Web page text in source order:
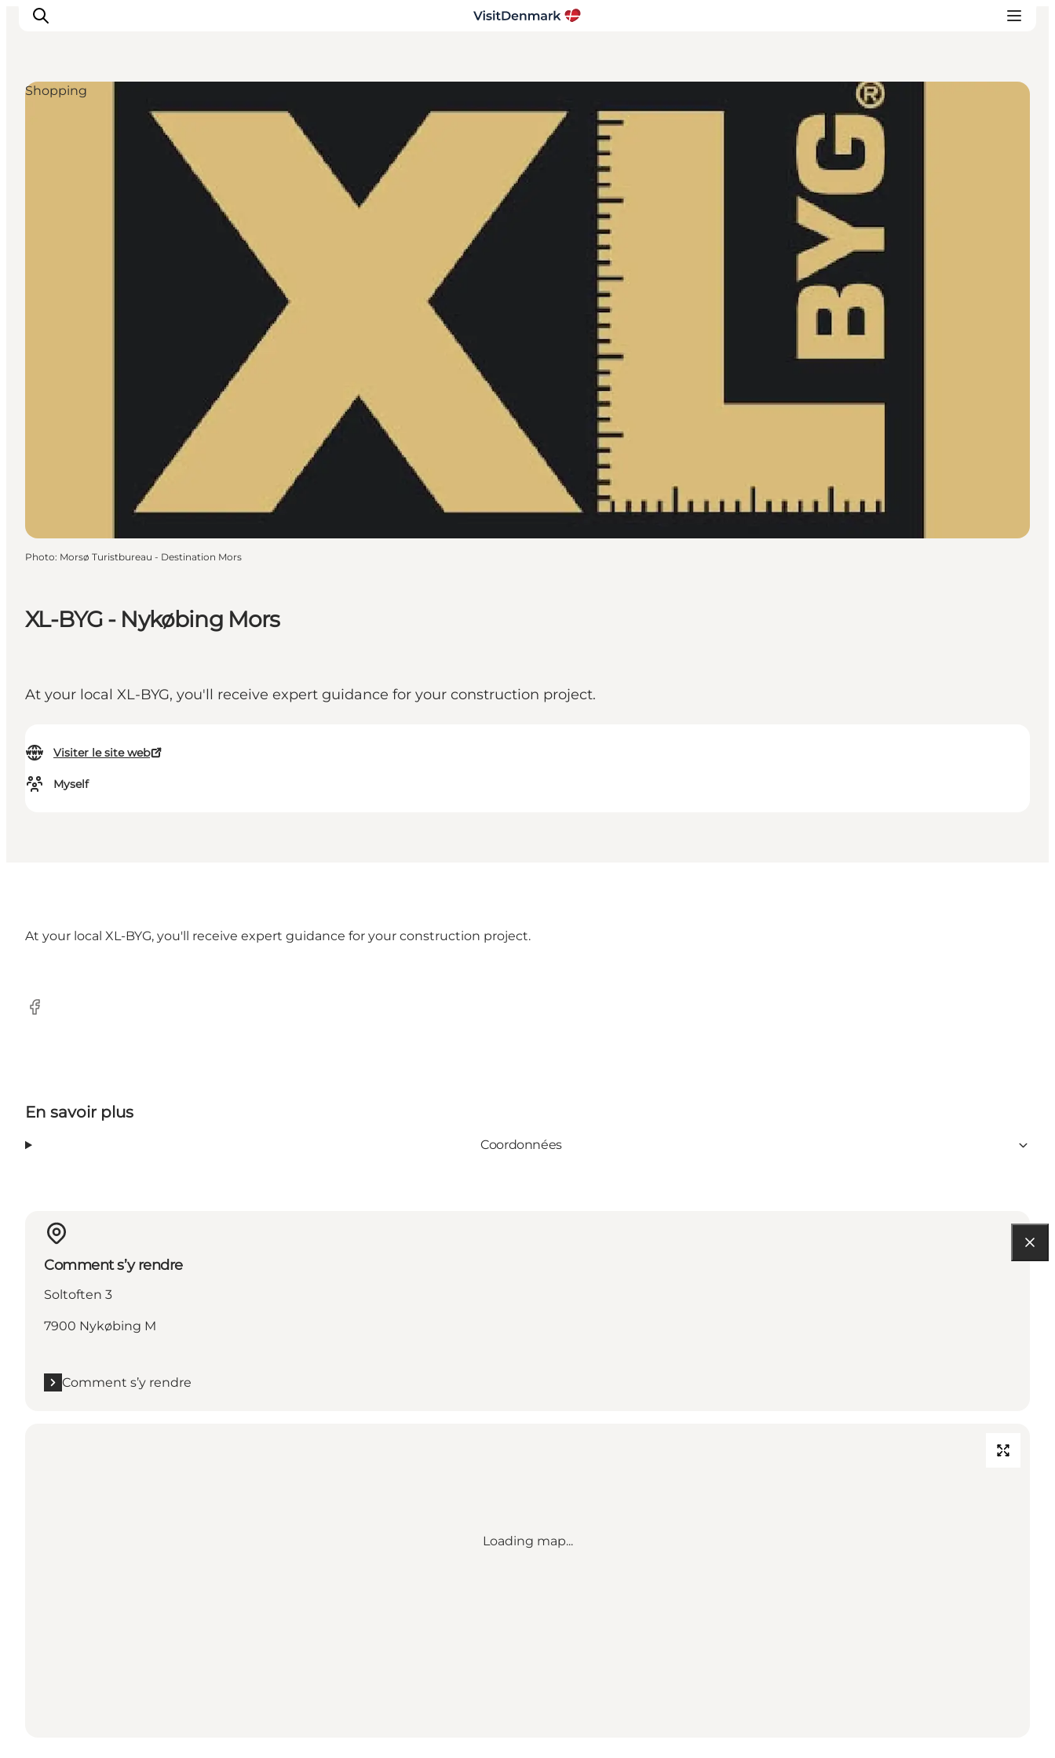
XL-BYG - Nykøbing Mors
At your local XL-BYG, you'll receive expert guidance for your construction project.
Visiter le site web
Myself
Shopping
Photo: Morsø Turistbureau - Destination Mors
At your local XL-BYG, you'll receive expert guidance for your construction project.
Facebook
En savoir plus
Coordonnées
Comment s’y rendre
Soltoften 3
7900 Nykøbing M
Comment s’y rendre
Loading map...